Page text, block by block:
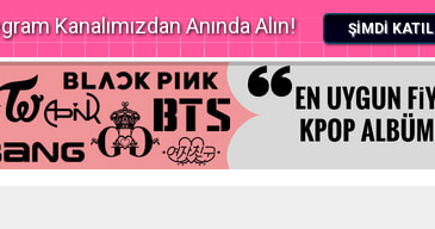
Kanalımızdan Anında Alın! ŞİMDİ KATIL